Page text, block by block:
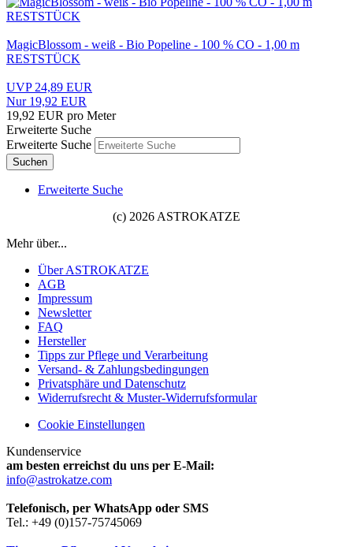
MagicBlossom - weiß - Bio Popeline - 100 % CO - 1,00 m
RESTSTÜCK
UVP 24,89 EUR
Nur 19,92 EUR
19,92 EUR pro Meter
Erweiterte Suche
Erweiterte Suche
Suchen
Erweiterte Suche
(c) 2026 ASTROKATZE
Mehr über...
Über ASTROKATZE
AGB
Impressum
Newsletter
FAQ
Hersteller
Tipps zur Pflege und Verarbeitung
Versand- & Zahlungsbedingungen
Privatsphäre und Datenschutz
Widerrufsrecht & Muster-Widerrufsformular
Cookie Einstellungen
Kundenservice
am besten erreichst du uns per E-Mail:
info@astrokatze.com
Telefonisch, per WhatsApp oder SMS
Tel.: +49 (0)157-75745069